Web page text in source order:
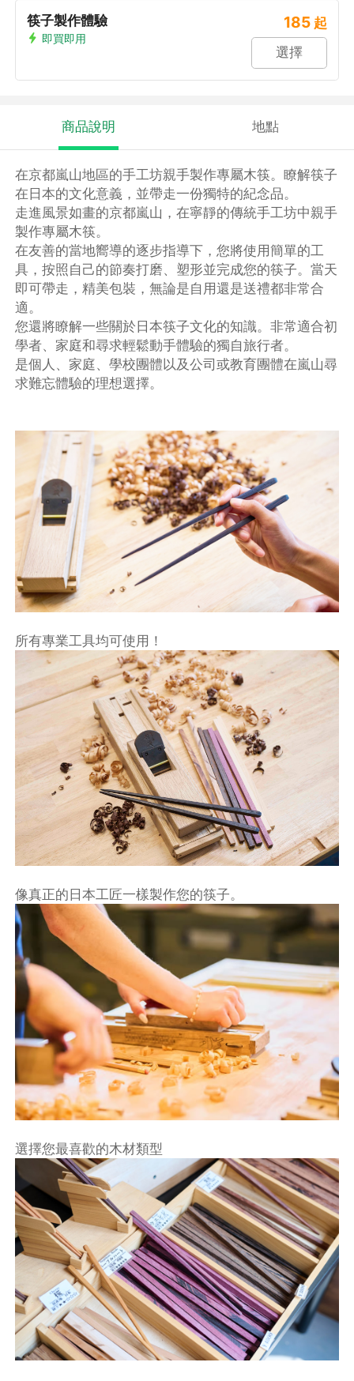
筷子製作體驗
即買即用
185 起
選擇
商品說明 地點
在京都嵐山地區的手工坊親手製作專屬木筷。瞭解筷子
在日本的文化意義，並帶走一份獨特的紀念品。
走進風景如畫的京都嵐山，在寧靜的傳統手工坊中親手
製作專屬木筷。
在友善的當地嚮導的逐步指導下，您將使用簡單的工
具，按照自己的節奏打磨、塑形並完成您的筷子。當天
即可帶走，精美包裝，無論是自用還是送禮都非常合
適。
您還將瞭解一些關於日本筷子文化的知識。非常適合初
學者、家庭和尋求輕鬆動手體驗的獨自旅行者。
是個人、家庭、學校團體以及公司或教育團體在嵐山尋
求難忘體驗的理想選擇。
所有專業工具均可使用！
像真正的日本工匠一樣製作您的筷子。
選擇您最喜歡的木材類型